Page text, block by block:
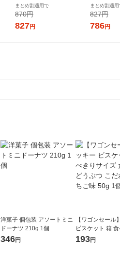
本）
まとめ割適用で
870円
827円
カシス
プ 大容量
（イチオシ
まとめ割適用
827円
786円
洋菓子 個包装 アソートミニ
ドーナツ 210g 1個
346円
【ワゴンセール
ビスケット 箱
ズ たべっ子どう
193円